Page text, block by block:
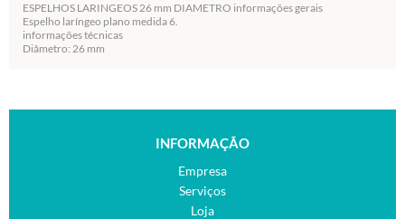
ESPELHOS LARINGEOS 26 mm DIAMETRO informações gerais
Espelho laríngeo plano medida 6.
informações técnicas
Diâmetro: 26 mm
INFORMAÇÃO
Empresa
Serviços
Loja